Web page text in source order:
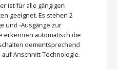
ist für alle gängigen
geeignet. Es stehen 2
und -Ausgänge zur
erkennen automatisch die
dementsprechend
Anschnitt-Technologie.